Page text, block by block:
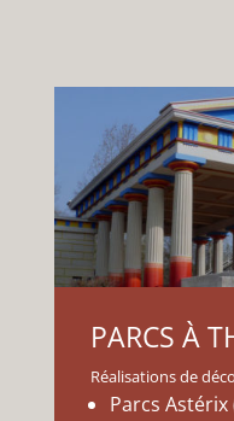
PARCS À
Réalisations de
Parcs Astérix